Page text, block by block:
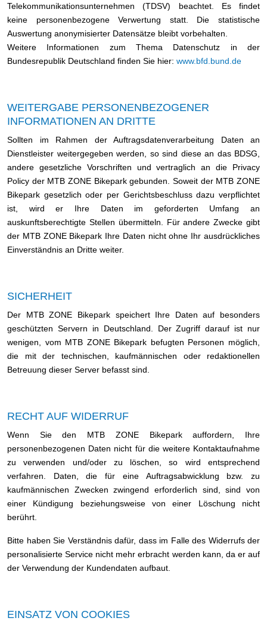
Telekommunikationsunternehmen (TDSV) beachtet. Es findet
keine personenbezogene Verwertung statt. Die statistische
Auswertung anonymisierter Datensätze bleibt vorbehalten.
Weitere Informationen zum Thema Datenschutz in der
Bundesrepublik Deutschland finden Sie hier: www.bfd.bund.de
WEITERGABE PERSONENBEZOGENER
INFORMATIONEN AN DRITTE
Sollten im Rahmen der Auftragsdatenverarbeitung Daten an
Dienstleister weitergegeben werden, so sind diese an das BDSG,
andere gesetzliche Vorschriften und vertraglich an die Privacy
Policy der MTB ZONE Bikepark gebunden. Soweit der MTB ZONE
Bikepark gesetzlich oder per Gerichtsbeschluss dazu verpflichtet
ist, wird er Ihre Daten im geforderten Umfang an
auskunftsberechtigte Stellen übermitteln. Für andere Zwecke gibt
der MTB ZONE Bikepark Ihre Daten nicht ohne Ihr ausdrückliches
Einverständnis an Dritte weiter.
SICHERHEIT
Der MTB ZONE Bikepark speichert Ihre Daten auf besonders
geschützten Servern in Deutschland. Der Zugriff darauf ist nur
wenigen, vom MTB ZONE Bikepark befugten Personen möglich,
die mit der technischen, kaufmännischen oder redaktionellen
Betreuung dieser Server befasst sind.
RECHT AUF WIDERRUF
Wenn Sie den MTB ZONE Bikepark auffordern, Ihre
personenbezogenen Daten nicht für die weitere Kontaktaufnahme
zu verwenden und/oder zu löschen, so wird entsprechend
verfahren. Daten, die für eine Auftragsabwicklung bzw. zu
kaufmännischen Zwecken zwingend erforderlich sind, sind von
einer Kündigung beziehungsweise von einer Löschung nicht
berührt.
Bitte haben Sie Verständnis dafür, dass im Falle des Widerrufs der
personalisierte Service nicht mehr erbracht werden kann, da er auf
der Verwendung der Kundendaten aufbaut.
EINSATZ VON COOKIES